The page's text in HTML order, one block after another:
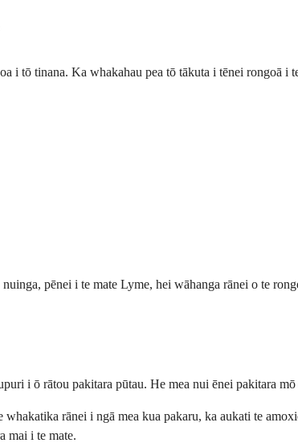
i tō tinana. Ka whakahau pea tō tākuta i tēnei rongoā i
pēnei i te mate Lyme, hei wāhanga rānei o te
i ō rātou pakitara pūtau. He mea nui ēnei pakitara
rānei i ngā mea kua pakaru, ka aukati te
mai i te mate.